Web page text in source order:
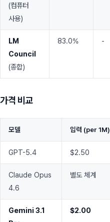
(컴퓨터
사용)
LM
Council
(종합)
83.0% -
가격 비교
모델 입력 (per 1M)
GPT-5.4 $2.50
Claude Opus
4.6
별도 체계
Gemini 3.1
$2.00